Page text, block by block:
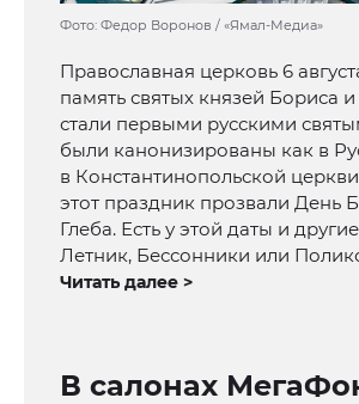
Фото: Федор Воронов / «Ямал-Медиа»
Православная церковь 6
память святых князей Бориса
стали первыми русскими
были канонизированы как в
в Константинопольской
этот праздник прозвали День
Глеба. Есть у этой даты и
Летник, Бессонники или
Читать далее >
В салонах